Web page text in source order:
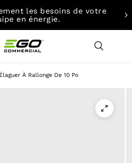
les besoins de votre
en énergie.
À Rallonge De 10 Po